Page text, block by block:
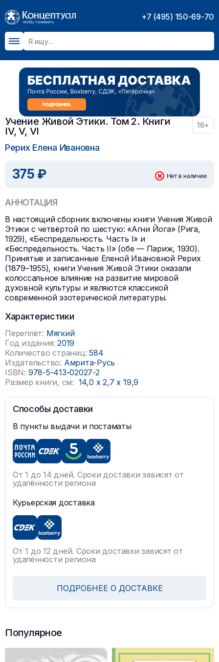
+7 (495) 150-69-70
Учение Живой Этики. Том 2. Книги
IV, V, VI
16+
Рерих Елена Ивановна
375 ₽ Нет в наличии
АННОТАЦИЯ
В настоящий сборник включены книги Учения Живой
Этики с четвёртой по шестую: «Агни Йога» (Рига,
1929), «Беспредельность. Часть I» и
«Беспредельность. Часть II» (обе — Париж, 1930).
Принятые и записанные Еленой Ивановной Рерих
(1879–1955), книги Учения Живой Этики оказали
колоссальное влияние на развитие мировой
духовной культуры и являются классикой
современной эзотерической литературы.
Характеристики
Переплёт: Мягкий
Год издания: 2019
Количество страниц: 584
Издательство: Амрита-Русь
ISBN: 978-5-413-02027-2
Размер книги, см: 14,0 x 2,7x 19,9
Способы доставки
В пункты выдачи и постаматы
От 1 до 14 дней. Сроки доставки зависят от
удалённости региона
Курьерская доставка
От 1 до 12 дней. Сроки доставки зависят от
удалённости региона
ПОДРОБНЕЕ О ДОСТАВКЕ
Популярное